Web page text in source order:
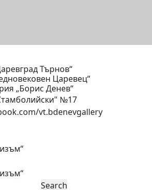
Търнов“
Царевец“
„Борис Денев“
№17
vt.bdenevgallery